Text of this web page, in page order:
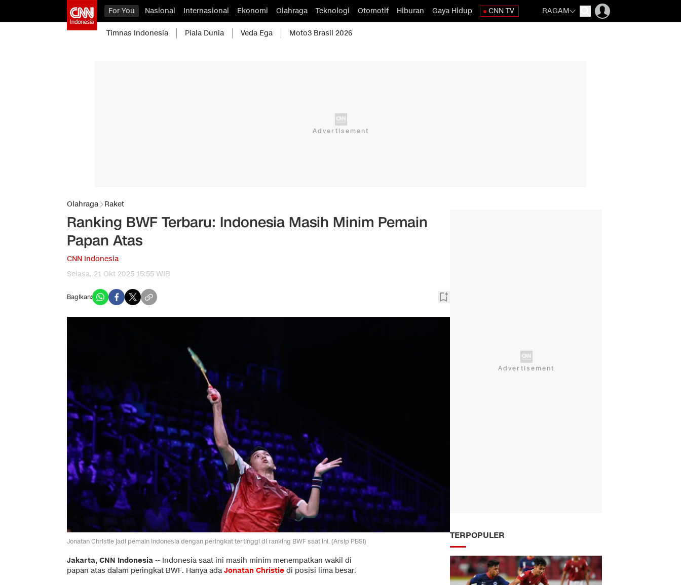
For You Nasional Internasional Ekonomi Olahraga Teknologi Otomotif Hiburan Gaya Hidup CNN TV RAGAM
Timnas Indonesia Piala Dunia Veda Ega Moto3 Brasil 2026
Olahraga Raket
Ranking BWF Terbaru: Indonesia Masih Minim Pemain
Papan Atas
CNN Indonesia
Selasa, 21 Okt 2025 15:55 WIB
Bagikan:
Jonatan Christie jadi pemain Indonesia dengan peringkat tertinggi di ranking BWF saat ini. (Arsip PBSI)
Jakarta, CNN Indonesia -- Indonesia saat ini masih minim menempatkan wakil di
papan atas dalam peringkat BWF. Hanya ada Jonatan Christie di posisi lima besar.
TERPOPULER